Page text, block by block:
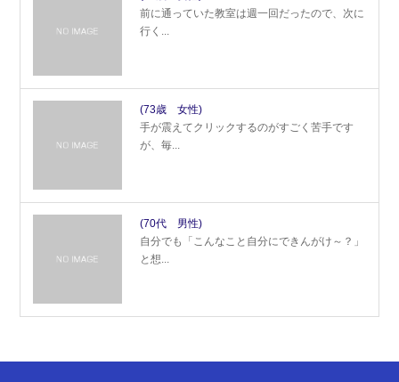
前に通っていた教室は週一回だったので、次に
行く...
(73歳 女性)
手が震えてクリックするのがすごく苦手です
が、毎...
(70代 男性)
自分でも「こんなこと自分にできんがけ～？」
と想...